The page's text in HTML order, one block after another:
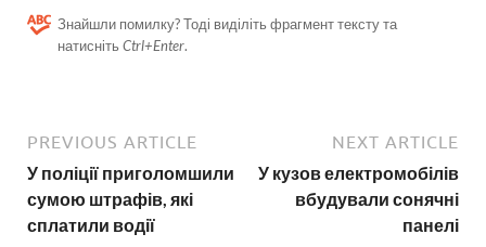
Знайшли помилку? Тоді виділіть фрагмент тексту та
натисніть Ctrl+Enter.
PREVIOUS ARTICLE
У поліції приголомшили
сумою штрафів, які
сплатили водії
NEXT ARTICLE
У кузов електромобілів
вбудували сонячні
панелі